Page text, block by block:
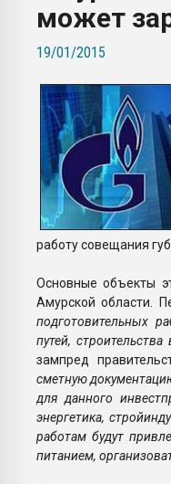
Всё, что касается выдува ПЭТ
бутылок
ПЕРЕЙТИ НА ФОРУМ
может
19/01/2015
работу совещания
Основные объекты
Амурской области.
подготовительных
путей,
зампред
сметную
для данного
энергетика,
работам будут
питанием,